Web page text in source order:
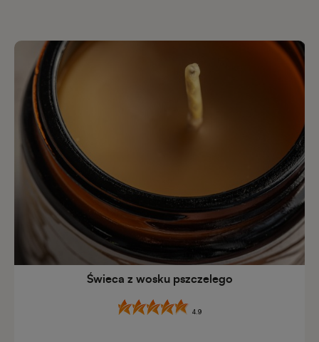
Świeca z wosku pszczelego
4.9